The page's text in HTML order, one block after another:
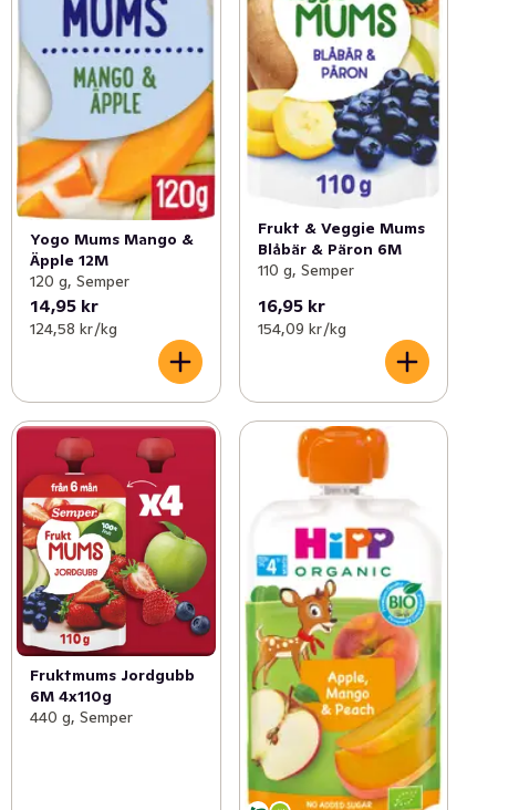
Yogo Mums Mango &
Äpple 12M
120 g, Semper
14,95 kr
124,58 kr /kg
Frukt & Veggie Mums
Blåbär & Päron 6M
110 g, Semper
16,95 kr
154,09 kr /kg
Fruktmums Jordgubb
6M 4x110g
440 g, Semper